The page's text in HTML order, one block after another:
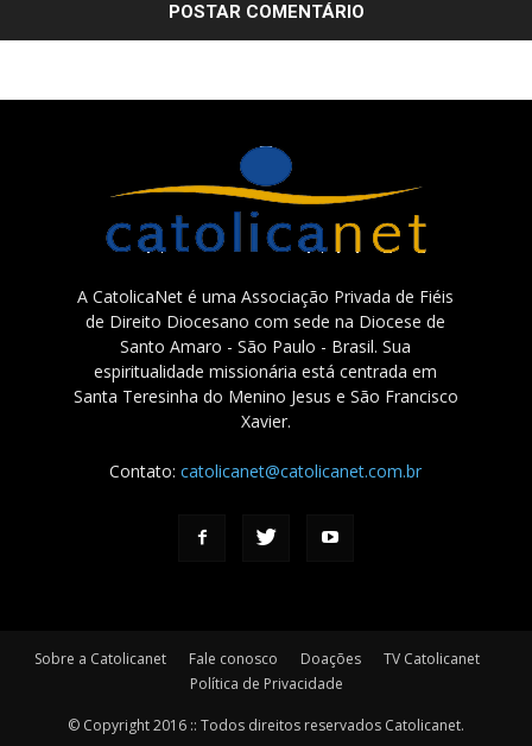
A CatolicaNet é uma Associação Privada de Fiéis
de Direito Diocesano com sede na Diocese de
Santo Amaro - São Paulo - Brasil. Sua
espiritualidade missionária está centrada em
Santa Teresinha do Menino Jesus e São Francisco
Xavier.
Contato:catolicanet@catolicanet.com.br
Sobre a Catolicanet Fale conosco Doações
TV Catolicanet
Política de Privacidade
© Copyright 2016 :: Todos direitos reservados Catolicanet.